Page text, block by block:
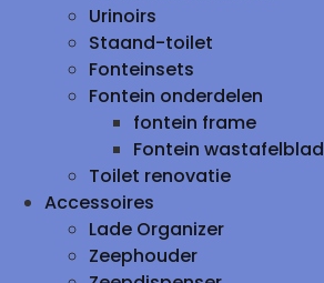
Urinoirs
Staand-toilet
Fonteinsets
Fontein onderdelen
fontein frame
Fontein wastafelblad
Toilet renovatie
Accessoires
Lade Organizer
Zeephouder